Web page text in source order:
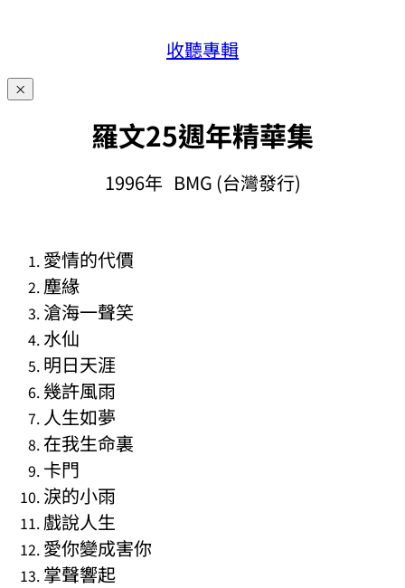
收聽專輯
×
羅文25週年精華集
1996年 BMG (台灣發行)
愛情的代價
塵緣
滄海一聲笑
水仙
明日天涯
幾許風雨
人生如夢
在我生命裏
卡門
淚的小雨
戲說人生
愛你變成害你
掌聲響起